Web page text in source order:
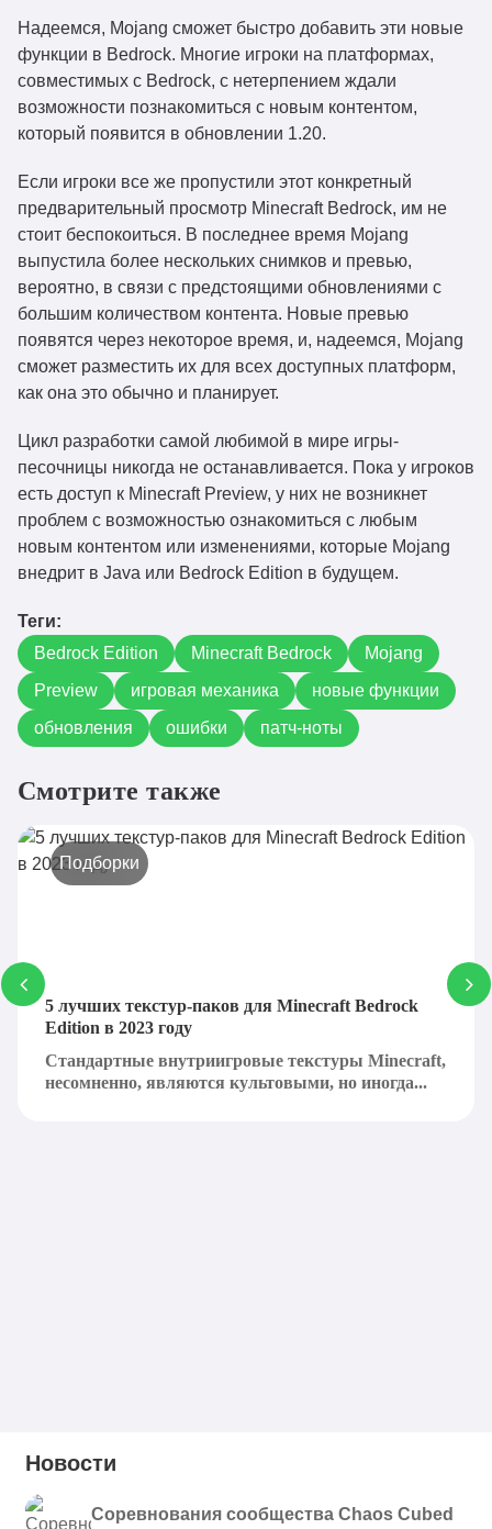
Надеемся, Mojang сможет быстро добавить эти новые
функции в Bedrock. Многие игроки на платформах,
совместимых с Bedrock, с нетерпением ждали
возможности познакомиться с новым контентом,
который появится в обновлении 1.20.
Если игроки все же пропустили этот конкретный
предварительный просмотр Minecraft Bedrock, им не
стоит беспокоиться. В последнее время Mojang
выпустила более нескольких снимков и превью,
вероятно, в связи с предстоящими обновлениями с
большим количеством контента. Новые превью
появятся через некоторое время, и, надеемся, Mojang
сможет разместить их для всех доступных платформ,
как она это обычно и планирует.
Цикл разработки самой любимой в мире игры-
песочницы никогда не останавливается. Пока у игроков
есть доступ к Minecraft Preview, у них не возникнет
проблем с возможностью ознакомиться с любым
новым контентом или изменениями, которые Mojang
внедрит в Java или Bedrock Edition в будущем.
Теги:
Bedrock Edition
Minecraft Bedrock
Mojang
Preview
игровая механика
новые функции
обновления
ошибки патч-ноты
Смотрите также
Подборки
5 лучших текстур-паков для Minecraft Bedrock
Edition в 2023 году
Стандартные внутриигровые текстуры Minecraft,
несомненно, являются культовыми, но иногда...
Новости
Соревнования сообщества Chaos Cubed